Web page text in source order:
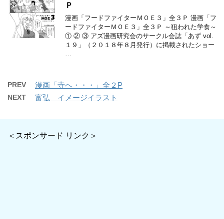
Ｐ
漫画「フードファイターＭＯＥ３」全３Ｐ 漫画「フ
ードファイターＭＯＥ３」全３Ｐ ～狙われた学食～
① ② ③ アズ漫画研究会のサークル会誌「あず vol.
１９」（２０１８年８月発行）に掲載されたショー
…
PREV 漫画「寺へ・・・」全２P
NEXT 富弘 イメージイラスト
＜スポンサード リンク＞